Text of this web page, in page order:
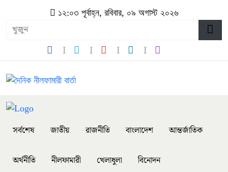
১২:০৩ পূর্বাহ্ন, রবিবার, ০৯ অগাস্ট ২০২৬
সর্বশেষ জাতীয় রাজনীতি বাংলাদেশ আন্তর্জাতিক
অর্থনীতি নীলফামারী খেলাধুলা বিনোদন